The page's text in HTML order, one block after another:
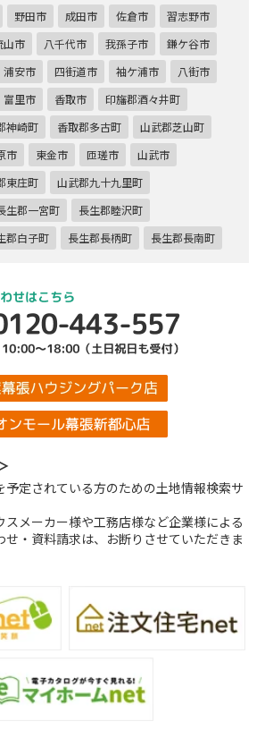
野田市 成田市 佐倉市
習志野市
山市 八千代市 我孫子市
鎌ケ谷市
浦安市 四街道市 袖ケ浦市
八街市
富里市 香取市
印旛郡酒々井町
神崎町 香取郡多古町
山武郡芝山町
市 東金市 匝瑳市
山武市
東庄町
山武郡九十九里町
生郡一宮町
長生郡睦沢町
郡白子町 長生郡長柄町 長生郡長南町
予定されている方のための土地情報検索サ
メーカー様や工務店様など企業様による
せ・資料請求は、お断りさせていただきま